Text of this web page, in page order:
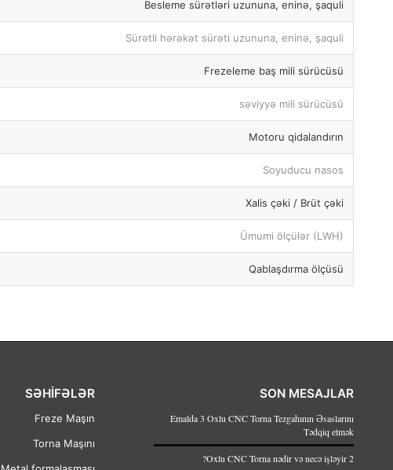
Besleme sürətləri uzununa, eninə, şaquli
Sürətli hərəkət sürəti uzununa, eninə, şaquli
Frezeleme baş mili sürücüsü
səviyyə mili sürücüsü
Motoru qidalandırın
Soyuducu nasos
Xalis çəki / Brüt çəki
Ümumi ölçülər (LWH)
Qablaşdırma ölçüsü
SON MESAJLAR
Emalda 3 Oxlu CNC Torna Tezgahının Əsaslarını
Tədqiq etmək
2 Oxlu CNC Torna nədir və necə işləyir?
SƏHİFƏLƏR
Freze Maşın
Torna Maşını